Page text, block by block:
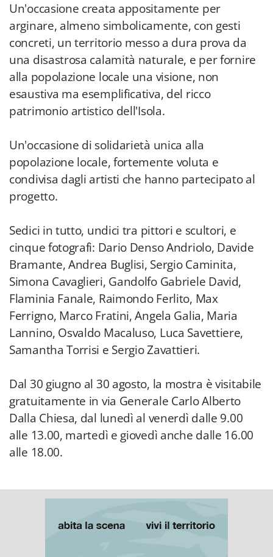
Un'occasione creata appositamente per
arginare, almeno simbolicamente, con gesti
concreti, un territorio messo a dura prova da
una disastrosa calamità naturale, e per fornire
alla popolazione locale una visione, non
esaustiva ma esemplificativa, del ricco
patrimonio artistico dell'Isola.
Un'occasione di solidarietà unica alla
popolazione locale, fortemente voluta e
condivisa dagli artisti che hanno partecipato al
progetto.
Sedici in tutto, undici tra pittori e scultori, e
cinque fotografi: Dario Denso Andriolo, Davide
Bramante, Andrea Buglisi, Sergio Caminita,
Simona Cavaglieri, Gandolfo Gabriele David,
Flaminia Fanale, Raimondo Ferlito, Max
Ferrigno, Marco Fratini, Angela Galia, Maria
Lannino, Osvaldo Macaluso, Luca Savettiere,
Samantha Torrisi e Sergio Zavattieri.
Dal 30 giugno al 30 agosto, la mostra è visitabile
gratuitamente in via Generale Carlo Alberto
Dalla Chiesa, dal lunedì al venerdì dalle 9.00
alle 13.00, martedì e giovedì anche dalle 16.00
alle 18.00.